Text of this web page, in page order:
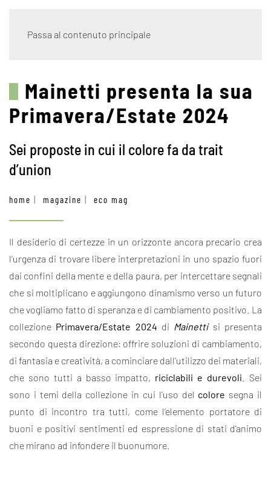
Passa al contenuto principale
Mainetti presenta la sua
Primavera/Estate 2024
Sei proposte in cui il colore fa da trait
d’union
home magazine eco mag
Il desiderio di certezze in un orizzonte ancora precario crea
l’urgenza di trovare libere interpretazioni in uno spazio fuori
dai confini della mente e della paura, per intercettare segnali
che si moltiplicano e aggiungono dinamismo verso un futuro
che vogliamo fatto di speranza e di cambiamento positivo. La
collezione Primavera/Estate 2024 di Mainetti si presenta
secondo questa direzione: offrire soluzioni di cambiamento,
di fantasia e creatività, a cominciare dall’utilizzo dei materiali,
che sono tutti a basso impatto, riciclabili e durevoli . Sei
sono i temi della collezione in cui l’uso del colore segna il
punto di incontro tra tutti, come l’elemento portatore di
buoni e positivi sentimenti ed espressione di stati d’animo
che mirano ad infondere il buonumore.